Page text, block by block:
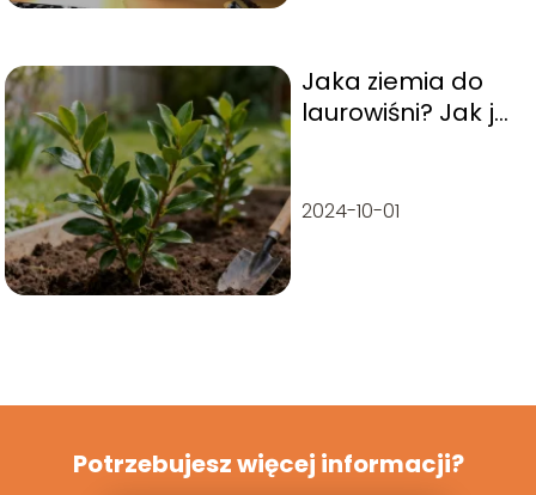
Jaka ziemia do
laurowiśni? Jak ją
2024-10-01
Potrzebujesz więcej informacji?